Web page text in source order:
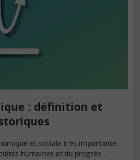
: définition et
et sociale très importante.
humaines et du progrès